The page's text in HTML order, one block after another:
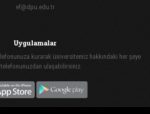
ef@dpu.edu.tr
Uygulamalar
kurarak üniversitemiz hakkındaki her şeye
ulaşabilirsiniz.